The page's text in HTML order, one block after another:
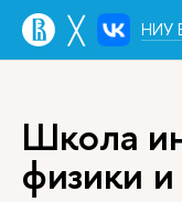
╳ НИУ
Школа
физики